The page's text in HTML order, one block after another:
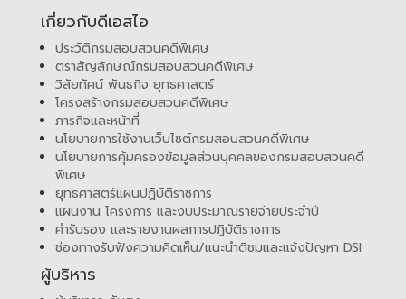
เกี่ยวกับดีเอสไอ
ประวัติกรมสอบสวนคดีพิเศษ
ตราสัญลักษณ์กรมสอบสวนคดีพิเศษ
วิสัยทัศน์ พันธกิจ ยุทธศาสตร์
โครงสร้างกรมสอบสวนคดีพิเศษ
ภารกิจและหน้าที่
นโยบายการใช้งานเว็บไซต์กรมสอบสวนคดีพิเศษ
นโยบายการคุ้มครองข้อมูลส่วนบุคคลของกรมสอบสวนคดี
พิเศษ
ยุทธศาสตร์แผนปฏิบัติราชการ
แผนงาน โครงการ และงบประมาณรายจ่ายประจำปี
คำรับรอง และรายงานผลการปฏิบัติราชการ
ช่องทางรับฟังความคิดเห็น/แนะนำติชมและแจ้งปัญหา DSI
ผู้บริหาร